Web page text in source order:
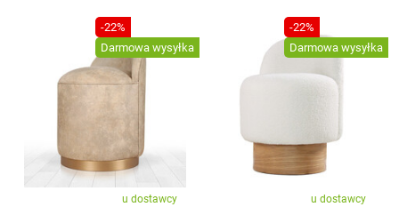
-22%
Darmowa wysyłka
u dostawcy
-22%
Darmowa wysyłka
u dostawcy